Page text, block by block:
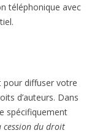
téléphonique avec
pour diffuser votre
d’auteurs. Dans
spécifiquement
cession du droit